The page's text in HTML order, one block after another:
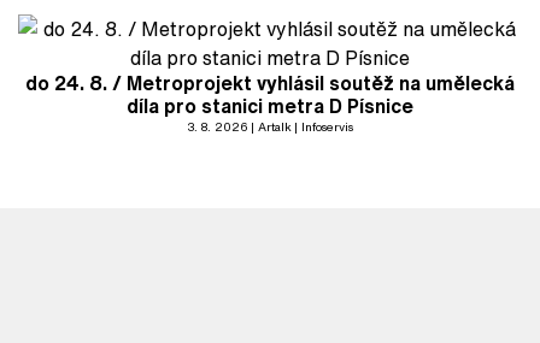
do 24. 8. / Metroprojekt vyhlásil soutěž na umělecká
díla pro stanici metra D Písnice
3. 8. 2026 Artalk Infoservis